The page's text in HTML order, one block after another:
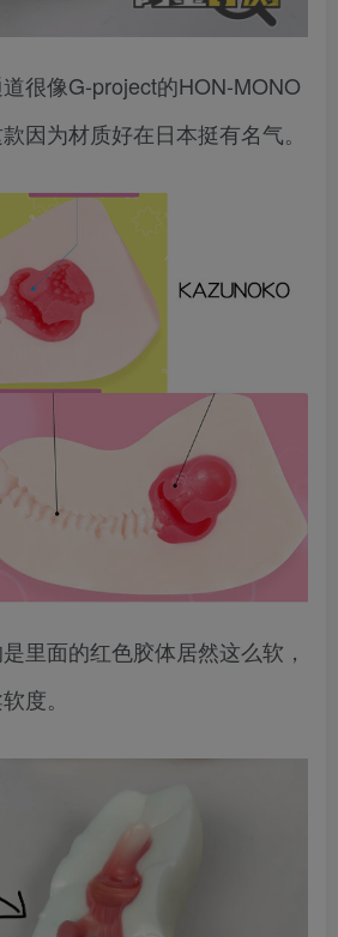
很像G-project的HON-MONO
因为材质好在日本挺有名气。
里面的红色胶体居然这么软，
度。